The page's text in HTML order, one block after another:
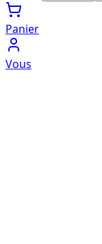
Panier
Vous